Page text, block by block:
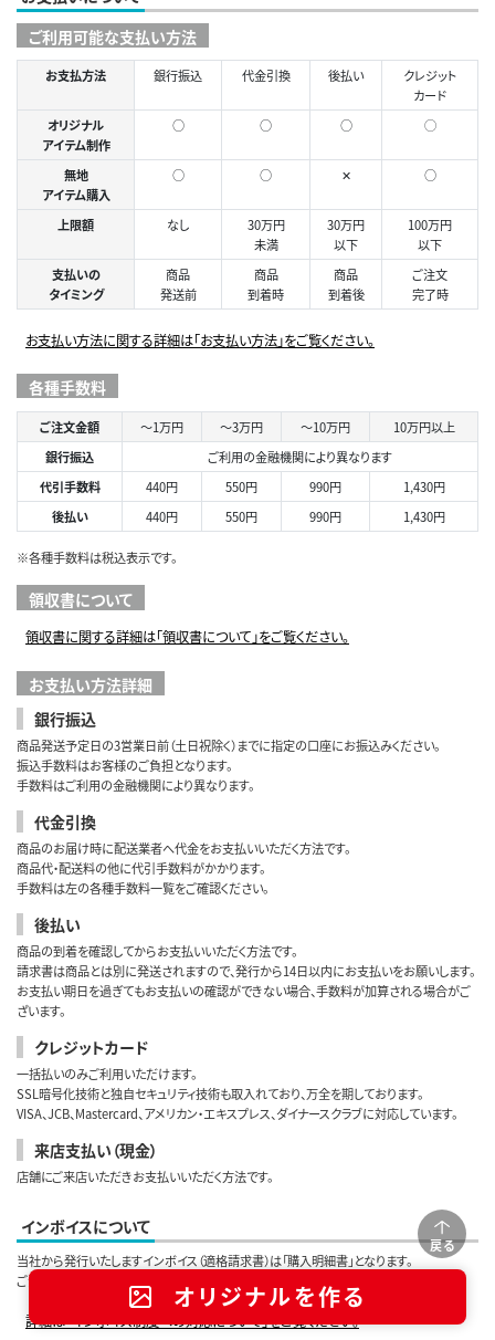
戻る
オリジナルを作る
ご利用可能な支払い方法
お支払方法 銀行振込 代金引換 後払い
クレジット
カード
オリジナル
アイテム制作
○ ○ ○ ◯
無地
アイテム購入
○ ○ ✕ ○
上限額 なし
30万円
未満
30万円
以下
100万円
以下
支払いの
タイミング
商品
発送前
商品
到着時
商品
到着後
ご注文
完了時
お支払い方法に関する詳細は「お支払い方法」をご覧ください。
各種手数料
ご注文金額 ～1万円 ～3万円 ～10万円
10万円以上
銀行振込
ご利用の金融機関により異なります
代引手数料
440円 550円 990円
1,430円
後払い
440円 550円 990円 1,430円
※各種手数料は税込表示です。
領収書について
領収書に関する詳細は「領収書について」をご覧ください。
お支払い方法詳細
銀行振込
商品発送予定日の3営業日前（土日祝除く）までに指定の口座にお振込みください。
振込手数料はお客様のご負担となります。
手数料はご利用の金融機関により異なります。
代金引換
商品のお届け時に配送業者へ代金をお支払いいただく方法です。
商品代・配送料の他に代引手数料がかかります。
手数料は左の各種手数料一覧をご確認ください。
後払い
商品の到着を確認してからお支払いいただく方法です。
請求書は商品とは別に発送されますので、発行から14日以内にお支払いをお願いします。
お支払い期日を過ぎてもお支払いの確認ができない場合、手数料が加算される場合がご
ざいます。
クレジットカード
一括払いのみご利用いただけます。
SSL暗号化技術と独自セキュリティ技術も取入れており、万全を期しております。
VISA、JCB、Mastercard、アメリカン・エキスプレス、ダイナースクラブに対応しています。
来店支払い（現金）
店舗にご来店いただきお支払いいただく方法です。
インボイスについて
当社から発行いたしますインボイス（適格請求書）は「購入明細書」となります。
ご注文いただきました商品の発送が完了したタイミングで発行いたします。
詳細は「インボイス制度への対応について」をご覧ください。